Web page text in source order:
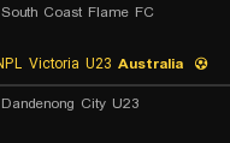
South Coast Flame FC
Australia
Dandenong City U23